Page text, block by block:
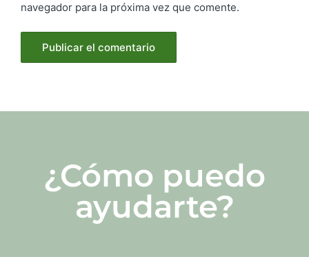
navegador para la próxima vez que comente.
¿Cómo puedo
ayudarte?